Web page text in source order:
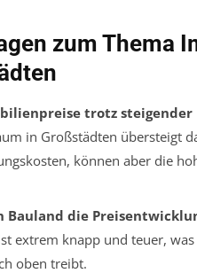
zum Thema
trotz steigender
in Großstädten übersteigt
können aber die
Bauland die
extrem knapp und teuer,
oben treibt.